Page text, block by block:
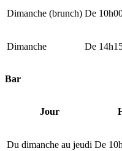
Dimanche (brunch) De
Dimanche De
Bar
Jour
Du dimanche au jeudi De